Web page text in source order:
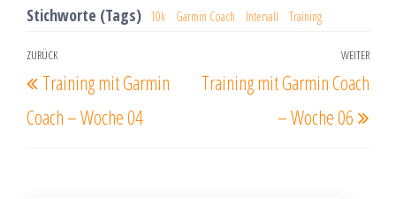
Stichworte (Tags) 10k Garmin Coach Intervall Training
Beitrags-
Navigation
Vorheriger
Beitrag
ZURÜCK
Training mit Garmin
Coach – Woche 04
WEITER
Training mit Garmin Coach
– Woche 06